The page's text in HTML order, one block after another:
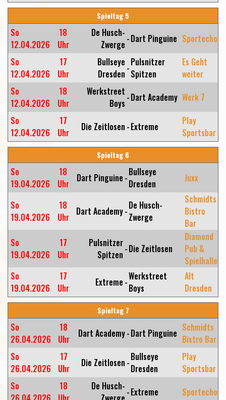
Spieltag 5
So
12.04.2026
18
Uhr
De Husch-
Zwerge -Dart Pinguine Sportecho
So
12.04.2026
17
Uhr
Bullseye
Dresden -Pulsnitzer
Spitzen
Es Geht
weiter
So
12.04.2026
18
Uhr
Werkstreet
Boys -Dart Academy Werk 7
So
12.04.2026
17
Uhr
Die Zeitlosen -Extreme
Play
Sportsbar
Spieltag 6
So
19.04.2026
18
Uhr
Dart Pinguine -Bullseye
Dresden
Juxx
So
19.04.2026
18
Uhr
Dart Academy-De Husch-
Zwerge
Schmidts
Bistro
Bar
So
19.04.2026
17
Uhr
Pulsnitzer
Spitzen -Die Zeitlosen
Diamond
Pub &
Spielhalle
So
19.04.2026
17
Uhr
Extreme -Werkstreet
Boys
Alt
Dresden
Spieltag 7
So
26.04.2026
18
Uhr
Dart Academy-Dart Pinguine Schmidts
Bistro Bar
So
26.04.2026
17
Uhr
Die Zeitlosen -Bullseye
Dresden
Play
Sportsbar
So
18
De Husch- -Extreme Sportecho